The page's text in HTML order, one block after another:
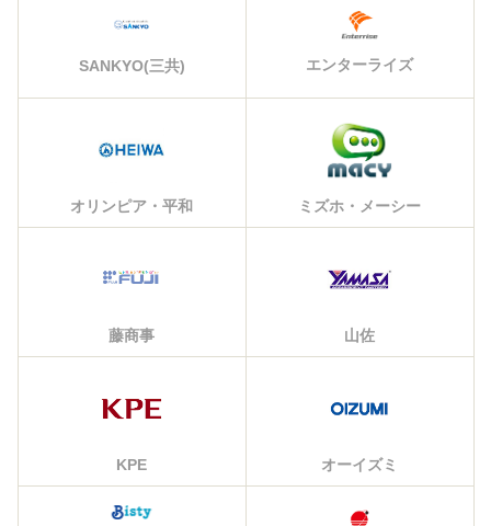
SANKYO(三共) エンターライズ
オリンピア・平和 ミズホ・メーシー
藤商事 山佐
KPE オーイズミ